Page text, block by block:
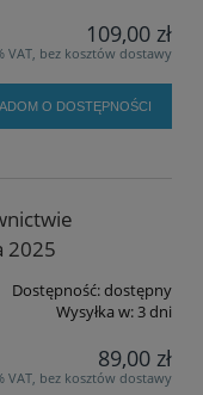
109,00 zł
VAT, bez kosztów dostawy
O DOSTĘPNOŚCI
2025
Dostępność:dostępny
Wysyłka w:3 dni
89,00 zł
VAT, bez kosztów dostawy